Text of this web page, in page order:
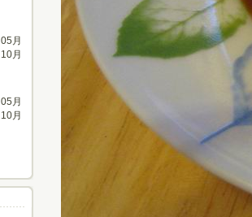
05月
10月
05月
10月